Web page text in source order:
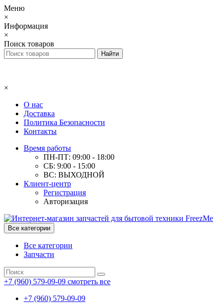
Меню
×
Информация
×
Поиск товаров
×
О нас
Доставка
Политика Безопасности
Контакты
Время работы
ПН-ПТ: 09:00 - 18:00
СБ: 9:00 - 15:00
ВС: ВЫХОДНОЙ
Клиент-центр
Регистрация
Авторизация
Все категории
Все категории
Запчасти
+7 (960) 579-09-09 смотреть все
+7 (960) 579-09-09